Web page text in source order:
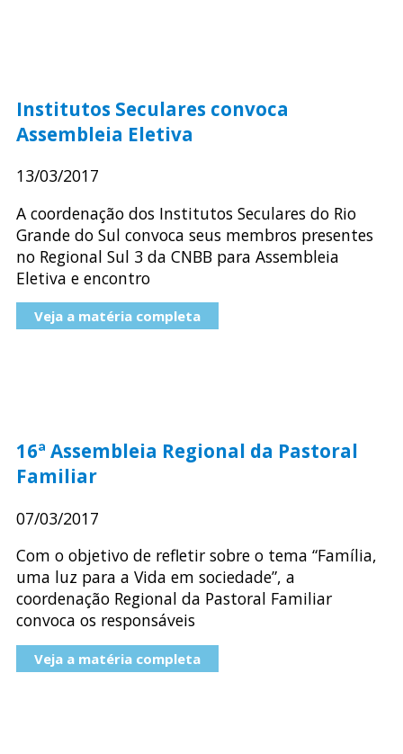
Institutos Seculares convoca
Assembleia Eletiva
13/03/2017
A coordenação dos Institutos Seculares do Rio
Grande do Sul convoca seus membros presentes
no Regional Sul 3 da CNBB para Assembleia
Eletiva e encontro
Veja a matéria completa
16ª Assembleia Regional da Pastoral
Familiar
07/03/2017
Com o objetivo de refletir sobre o tema “Família,
uma luz para a Vida em sociedade”, a
coordenação Regional da Pastoral Familiar
convoca os responsáveis
Veja a matéria completa